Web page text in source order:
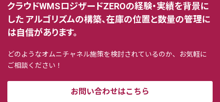
クラウドWMSロジザードZEROの経験・実績を背景に
した アルゴリズムの構築、在庫の位置と数量の管理に
は自信があります。
どのようなオムニチャネル施策を検討されているのか、お気軽に
ご相談ください！
お問い合わせはこちら